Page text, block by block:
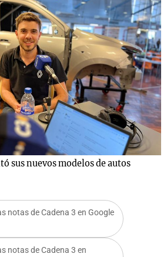
sus nuevos modelos de autos
notas de Cadena 3 en Google
notas de Cadena 3 en
La Sole en